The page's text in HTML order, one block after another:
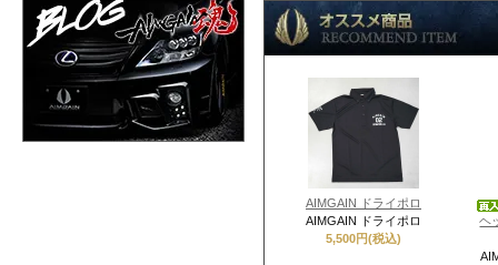
AIMGAIN ドライポロ
AIMGAIN ドライポロ
5,500円(税込)
ヘ